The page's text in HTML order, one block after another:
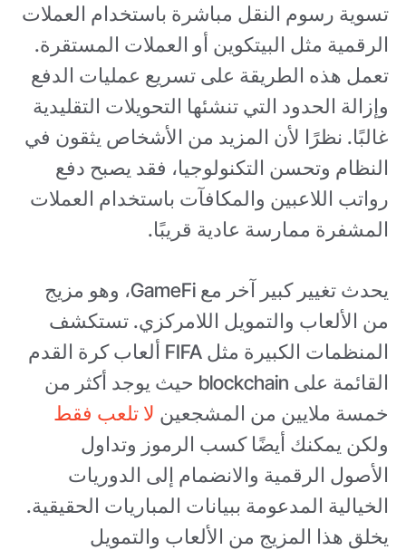
تسوية رسوم النقل مباشرة باستخدام العملات
الرقمية مثل البيتكوين أو العملات المستقرة.
تعمل هذه الطريقة على تسريع عمليات الدفع
وإزالة الحدود التي تنشئها التحويلات التقليدية
غالبًا. نظرًا لأن المزيد من الأشخاص يثقون في
النظام وتحسن التكنولوجيا، فقد يصبح دفع
رواتب اللاعبين والمكافآت باستخدام العملات
المشفرة ممارسة عادية قريبًا.
يحدث تغيير كبير آخر مع GameFi، وهو مزيج
من الألعاب والتمويل اللامركزي. تستكشف
المنظمات الكبيرة مثل FIFA ألعاب كرة القدم
القائمة على blockchain حيث يوجد أكثر من
خمسة ملايين من المشجعين لا تلعب فقط
ولكن يمكنك أيضًا كسب الرموز وتداول
الأصول الرقمية والانضمام إلى الدوريات
الخيالية المدعومة ببيانات المباريات الحقيقية.
يخلق هذا المزيج من الألعاب والتمويل